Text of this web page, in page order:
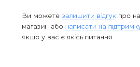
Ви можете залишити відгук про
магазин або написати на
якщо у вас є якісь питання.